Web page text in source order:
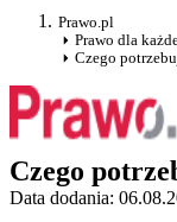
Prawo.pl
Prawo dla
Czego
Czego
Data dodania: